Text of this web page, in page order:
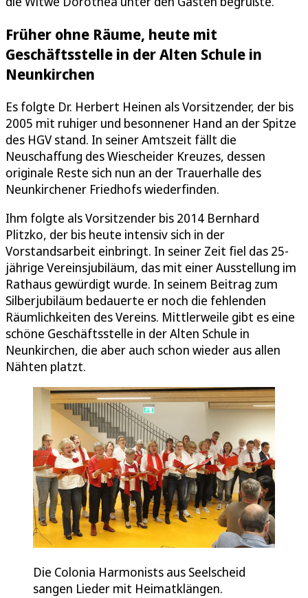
Früher ohne Räume, heute mit
Geschäftsstelle in der Alten Schule in
Neunkirchen
Es folgte Dr. Herbert Heinen als Vorsitzender, der bis
2005 mit ruhiger und besonnener Hand an der Spitze
des HGV stand. In seiner Amtszeit fällt die
Neuschaffung des Wiescheider Kreuzes, dessen
originale Reste sich nun an der Trauerhalle des
Neunkirchener Friedhofs wiederfinden.
Ihm folgte als Vorsitzender bis 2014 Bernhard
Plitzko, der bis heute intensiv sich in der
Vorstandsarbeit einbringt. In seiner Zeit fiel das 25-
jährige Vereinsjubiläum, das mit einer Ausstellung im
Rathaus gewürdigt wurde. In seinem Beitrag zum
Silberjubiläum bedauerte er noch die fehlenden
Räumlichkeiten des Vereins. Mittlerweile gibt es eine
schöne Geschäftsstelle in der Alten Schule in
Neunkirchen, die aber auch schon wieder aus allen
Nähten platzt.
Die Colonia Harmonists aus Seelscheid
sangen Lieder mit Heimatklängen.